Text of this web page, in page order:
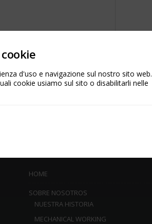
HOME
SOBRE NOSOTROS
NUESTRA HISTORIA
MECHANICAL WORKING
d'uso e navigazione sul nostro sito web.
cookie usiamo sul sito o disabilitarli nelle